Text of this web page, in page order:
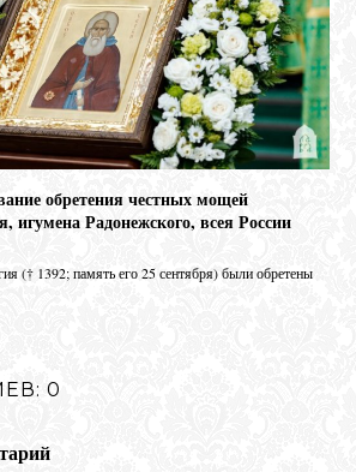
обретения честных мощей
игумена Радонежского, всея России
(† 1392; па­мять его 25 сен­тяб­ря) бы­ли об­ре­те­ны
0